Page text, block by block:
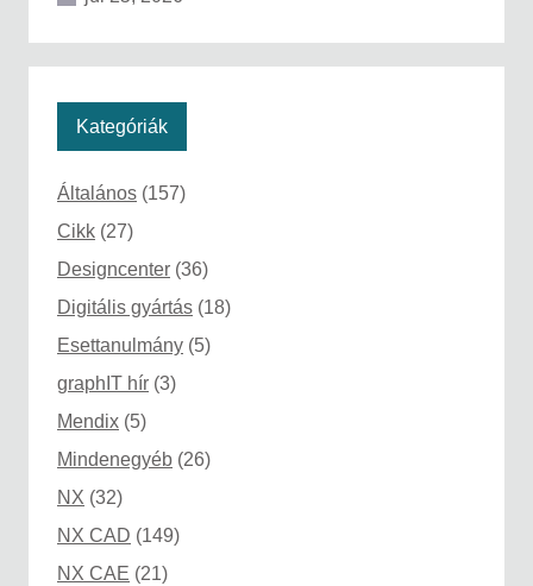
Kategóriák
Általános (157)
Cikk (27)
Designcenter (36)
Digitális gyártás (18)
Esettanulmány (5)
graphIT hír (3)
Mendix (5)
Mindenegyéb (26)
NX (32)
NX CAD (149)
NX CAE (21)